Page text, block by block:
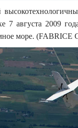
7 августа 2009
море. (FABRICE